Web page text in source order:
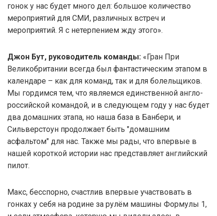
гонок у нас будет много дел: большое количество
мероприятий для СМИ, различных встреч и
мероприятий. Я с нетерпением жду этого».
Джон Бут, руководитель команды: «Гран При
Великобритании всегда был фантастическим этапом в
календаре – как для команд, так и для болельщиков.
Мы гордимся тем, что являемся единственной англо-
российской командой, и в следующем году у нас будет
два домашних этапа, но наша база в Банбери, и
Сильверстоун продолжает быть "домашним
асфальтом" для нас. Также мы рады, что впервые в
нашей короткой истории нас представляет английский
пилот.
Макс, бесспорно, счастлив впервые участвовать в
гонках у себя на родине за рулём машины Формулы 1,